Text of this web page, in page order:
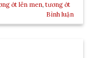
ớt lên men,tương ớt
Bình luận